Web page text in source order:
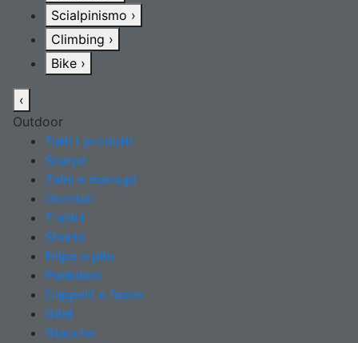
Scialpinismo ›
Climbing ›
Bike ›
‹
Outdoor
Tutti i prodotti
Scarpe
Zaini e marsupi
Occhiali
T-shirt
Shorts
Felpe e pile
Pantaloni
Cappelli e fasce
Gilet
Giacche